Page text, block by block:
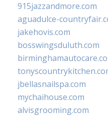
915jazzandmore.com
aguadulce-
jakehovis.com
bosswingsduluth.com
jbellasnailspa.com
mychaihouse.com
alvisgrooming.com